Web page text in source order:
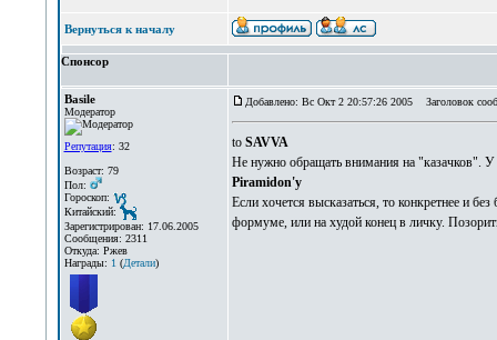
Вернуться к началу
Спонсор
Basile
Модератор
Репутация: 32
Возраст: 79
Пол:
Гороскоп:
Китайский:
Зарегистрирован: 17.06.2005
Сообщения: 2311
Откуда: Ржев
Награды: 1(Детали)
Добавлено: Вс Окт 2 20:57:26 2005 Заголовок
to SAVVA
Не нужно обращать внимания на "казачков". У
Piramidon'у
Если хочется высказаться, то конкретнее и
формуме, или на худой конец в личку.